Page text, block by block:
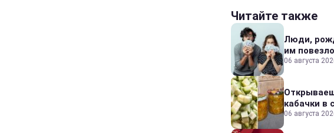
Читайте также
Люди,
им
06 августа
кабачки в
06 августа